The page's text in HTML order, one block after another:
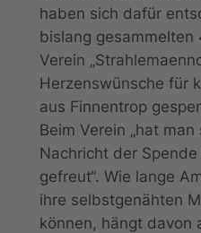
haben sich dafür
bislang gesammelten
Verein
Herzenswünsche für
aus Finnentrop
Beim Verein „hat
Nachricht der
gefreut“. Wie lange
ihre selbstgenähten
können, hängt davon